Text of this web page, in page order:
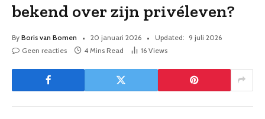
bekend over zijn privéleven?
By Boris van Bomen 20 januari 2026 Updated: 9 juli 2026
Geen reacties
4 Mins Read 16 Views